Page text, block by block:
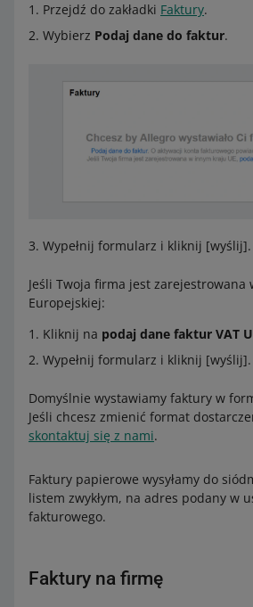
Przejdź do zakładki Faktury.
Wybierz Podaj dane do faktur.
Wypełnij formularz i kliknij [wyślij].
Jeśli Twoja firma jest
Europejskiej:
Kliknij na podaj dane faktur VAT
Wypełnij formularz i kliknij [wyślij].
Domyślnie wystawiamy faktury w
Jeśli chcesz zmienić format
skontaktuj się z nami.
Faktury papierowe wysyłamy do
listem zwykłym, na adres podany w
fakturowego.
Faktury na firmę